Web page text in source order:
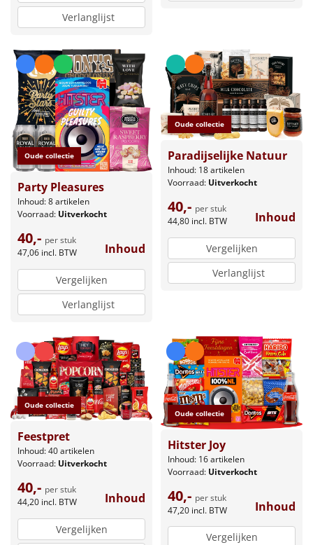
Verlanglijst
Oude collectie
Party Pleasures
Inhoud: 8 artikelen
Voorraad: Uitverkocht
40,- per stuk
47,06 incl. BTW Inhoud
Vergelijken
Verlanglijst
Oude collectie
Paradijselijke Natuur
Inhoud: 18 artikelen
Voorraad: Uitverkocht
40,- per stuk
44,80 incl. BTW Inhoud
Vergelijken
Verlanglijst
Oude collectie
Feestpret
Inhoud: 40 artikelen
Voorraad: Uitverkocht
40,- per stuk
44,20 incl. BTW Inhoud
Vergelijken
Oude collectie
Hitster Joy
Inhoud: 16 artikelen
Voorraad: Uitverkocht
40,- per stuk
47,20 incl. BTW Inhoud
Vergelijken